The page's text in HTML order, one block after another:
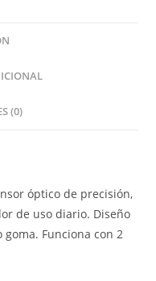
(0)
óptico de precisión,
de uso diario. Diseño
Funciona con 2